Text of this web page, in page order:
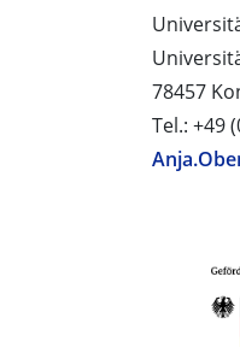
78457
Tel.: +49